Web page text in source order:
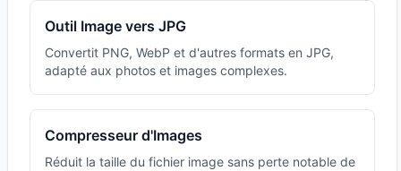
Outil Image vers JPG
Convertit PNG, WebP et d'autres formats en JPG,
adapté aux photos et images complexes.
Compresseur d'Images
Réduit la taille du fichier image sans perte notable de